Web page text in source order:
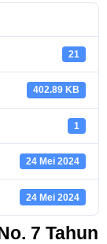
21
402.89 KB
1
24 Mei 2024
24 Mei 2024
7 Tahun